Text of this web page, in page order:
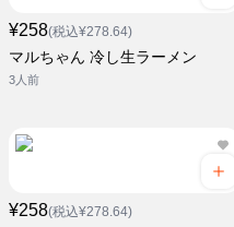
¥258(税込¥278.64)
マルちゃん 冷し生ラーメン
3人前
¥258(税込¥278.64)